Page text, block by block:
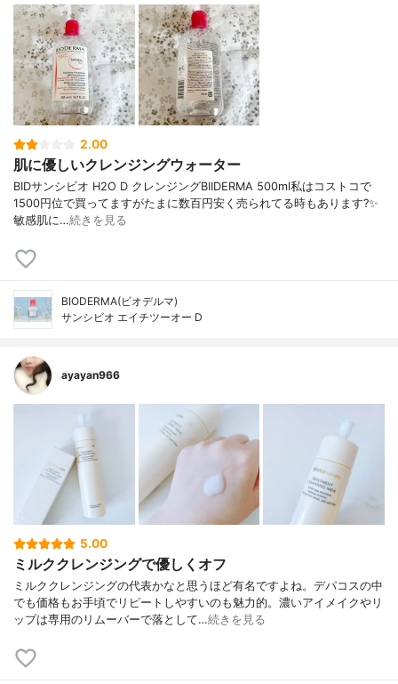
2.00
肌に優しいクレンジングウォーター
BIDサンシビオ H2O D クレンジングBIIDERMA 500ml私はコストコで
1500円位で買ってますがたまに数百円安く売られてる時もあります?✨
敏感肌に…続きを見る
BIODERMA(ビオデルマ)
サンシビオ エイチツーオー D
ayayan966
5.00
ミルククレンジングで優しくオフ
ミルククレンジングの代表かなと思うほど有名ですよね。デパコスの中
でも価格もお手頃でリピートしやすいのも魅力的。濃いアイメイクやリ
ップは専用のリムーバーで落として…続きを見る